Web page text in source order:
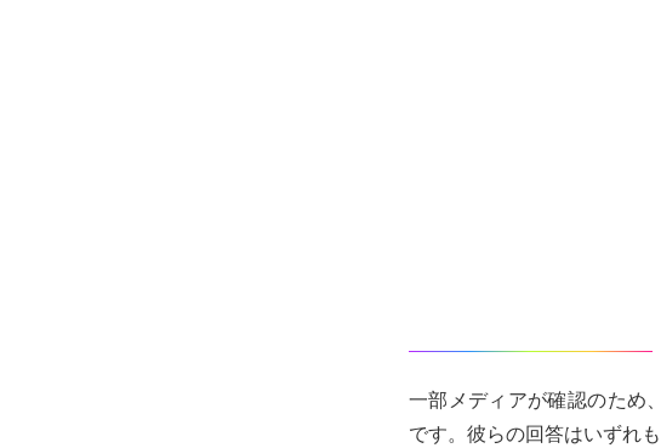
一部メディアが確認のため
です。彼らの回答はいずれ